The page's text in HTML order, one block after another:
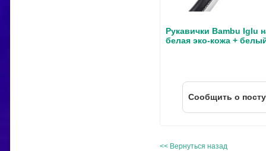
Рукавички Bambu Iglu
белая эко-кожа +
Cообщить о
<< Вернуться назад